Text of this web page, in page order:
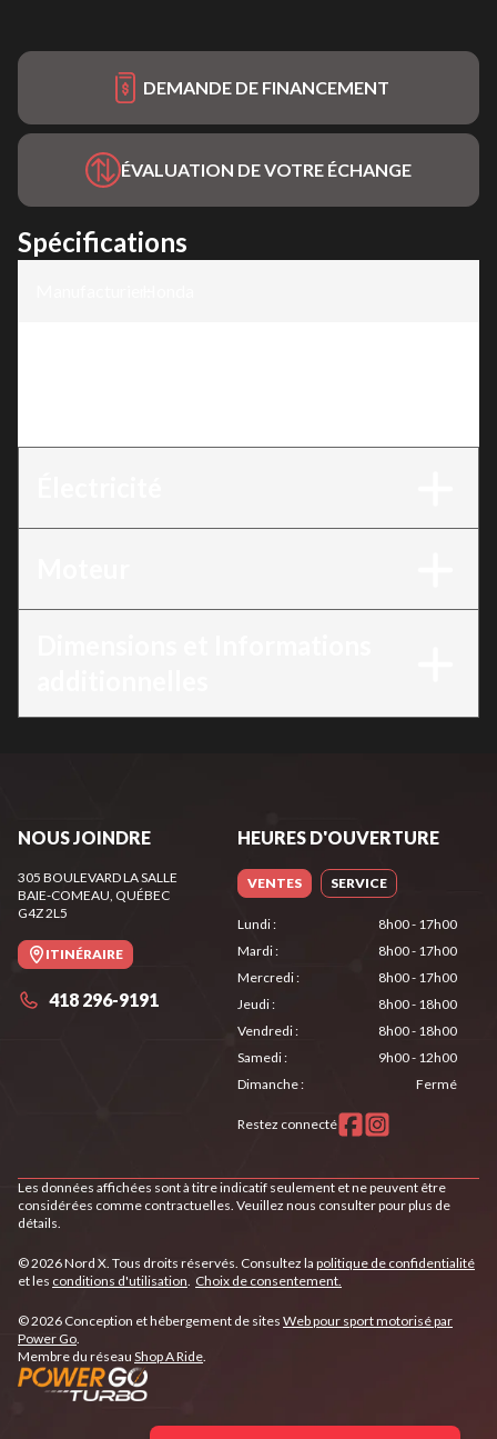
DEMANDE DE FINANCEMENT
ÉVALUATION DE VOTRE ÉCHANGE
Spécifications
NOUS JOINDRE
305 BOULEVARD LA SALLE
BAIE-COMEAU, QUÉBEC
G4Z 2L5
ITINÉRAIRE
418 296-9191
HEURES D'OUVERTURE
VENTES SERVICE
Lundi:
8h00 - 17h00
Mardi:
8h00 - 17h00
Mercredi:
8h00 - 17h00
Jeudi:
8h00 - 18h00
Vendredi:
8h00 - 18h00
Samedi:
9h00 - 12h00
Dimanche: Fermé
Restez connecté
Les données affichées sont à titre indicatif seulement et ne peuvent être
considérées comme contractuelles. Veuillez nous consulter pour plus de
détails.
© 2026 Nord X. Tous droits réservés. Consultez la politique de confidentialité
et les conditions d'utilisation. Choix de consentement.
© 2026 Conception et hébergement de sites Web pour sport motorisé par
Power Go.
Membre du réseau Shop A Ride.